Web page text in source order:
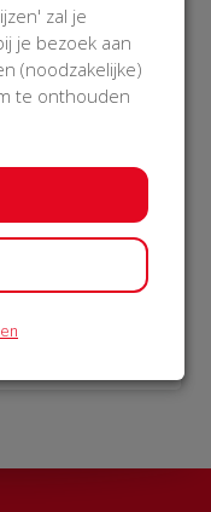
zal je
je bezoek aan
(noodzakelijke)
te onthouden